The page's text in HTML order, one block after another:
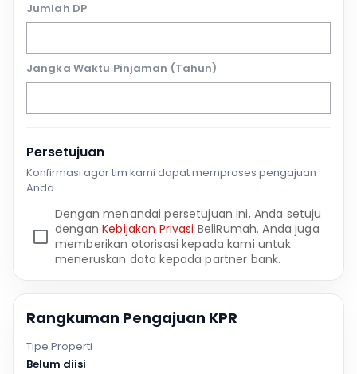
Jumlah DP
Jangka Waktu Pinjaman (Tahun)
Persetujuan
Konfirmasi agar tim kami dapat memproses pengajuan
Anda.
Dengan menandai persetujuan ini, Anda setuju
denganKebijakan Privasi BeliRumah. Anda juga
memberikan otorisasi kepada kami untuk
meneruskan data kepada partner bank.
Rangkuman Pengajuan KPR
Tipe Properti
Belum diisi